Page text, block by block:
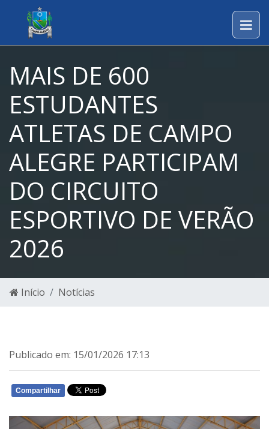
MAIS DE 600
ESTUDANTES
ATLETAS DE CAMPO
ALEGRE PARTICIPAM
DO CIRCUITO
ESPORTIVO DE VERÃO
2026
Início Notícias
Publicado em: 15/01/2026 17:13
Compartilhar